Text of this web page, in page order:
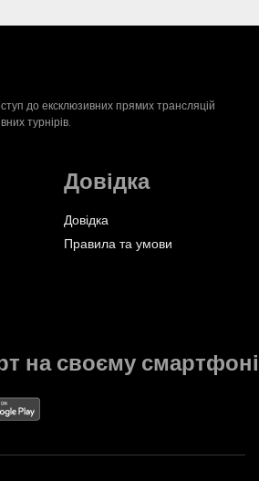
до ексклюзивних прямих трансляцій
турнірів.
Довідка
Довідка
Правила та умови
на своєму смартфоні